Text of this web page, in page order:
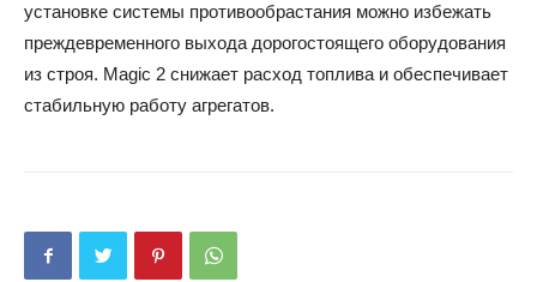
установке системы противообрастания можно избежать
преждевременного выхода дорогостоящего оборудования
из строя. Magic 2 снижает расход топлива и обеспечивает
стабильную работу агрегатов.